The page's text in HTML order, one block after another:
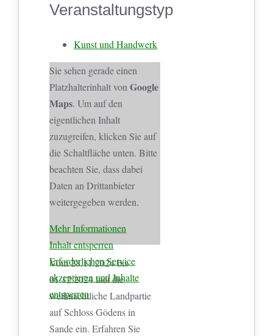
Veranstaltungstyp
Kunst und Handwerk
Sie sehen gerade einen
Platzhalterinhalt vonGoogle
Maps. Um auf den
eigentlichen Inhalt
zuzugreifen, klicken Sie auf
die Schaltfläche unten. Bitte
beachten Sie, dass dabei
Daten an Drittanbieter
weitergegeben werden.
Mehr Informationen
Inhalt entsperren
Erforderlichen Service
akzeptieren und Inhalte
entsperren
Vom 28.11.2024 bis
01.12.2024 lädt die
weihnachtliche Landpartie
auf Schloss Gödens in
Sande ein. Erfahren Sie